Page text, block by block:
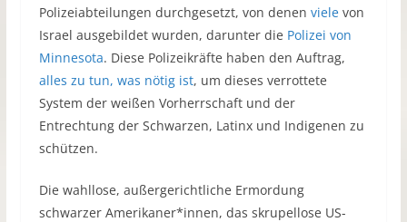
Polizeiabteilungen durchgesetzt, von denen vielevon
Israel ausgebildet wurden, darunter die Polizei von
Minnesota. Diese Polizeikräfte haben den Auftrag,
alles zu tun, was nötig ist, um dieses verrottete
System der weißen Vorherrschaft und der
Entrechtung der Schwarzen, Latinx und Indigenen zu
schützen.
Die wahllose, außergerichtliche Ermordung
schwarzer Amerikaner*innen, das skrupellose US-